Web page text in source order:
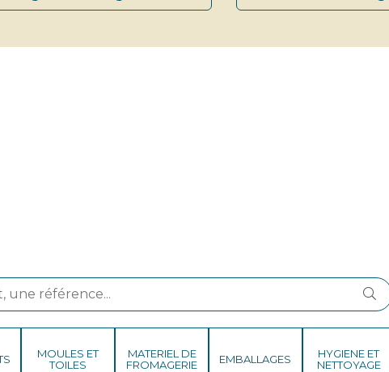
MOULES ET
TOILES
MATERIEL DE
FROMAGERIE
EMBALLAGES
HYGIENE ET
NETTOYAGE